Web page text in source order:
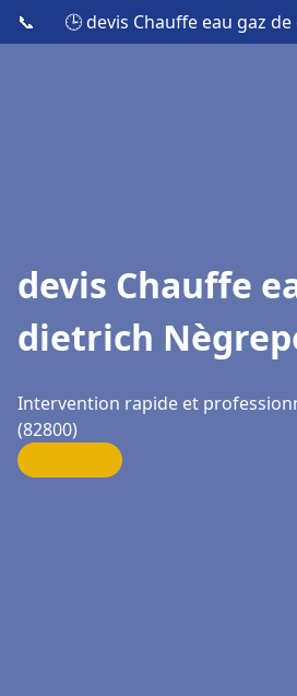
📞 🕒 devis Chauffe eau gaz
devis Chauffe
dietrich
Intervention rapide et
(82800)